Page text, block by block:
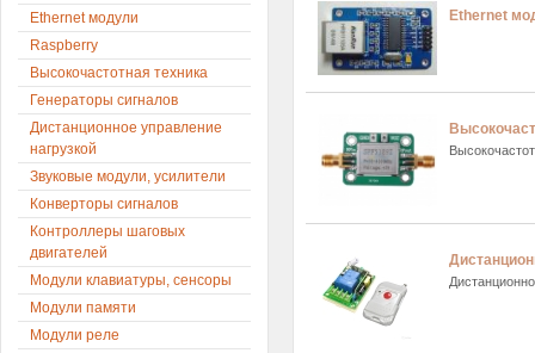
Ethernet
Ethernet модули
Raspberry
Высокочастотная техника
Генераторы сигналов
Дистанционное управление
нагрузкой
Звуковые модули, усилители
Конверторы сигналов
Контроллеры шаговых
двигателей
Модули клавиатуры, сенсоры
Модули памяти
Модули реле